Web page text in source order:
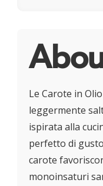
Le Carote in
leggermente
ispirata alla
perfetto di
carote
monoinsaturi